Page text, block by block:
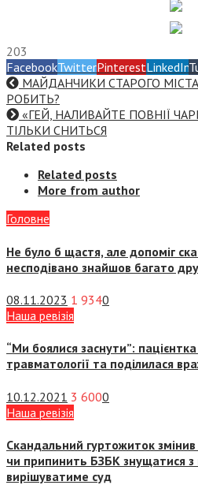
203
FacebookTwitterPinterestLinkedIn
МАЙДАНЧИКИ СТАРОГО
РОБИТЬ?
«ГЕЙ, НАЛИВАЙТЕ ПОВНІЇ
ТІЛЬКИ СНИТЬСЯ
Related posts
Related posts
More from author
Головне
Не було б щастя, але допоміг
несподівано знайшов багато
08.11.2023 1 9340
Наша ревізія
“Ми боялися заснути”:
травматології та поділилася
10.12.2021 3 6000
Наша ревізія
Скандальний гуртожиток
чи припинить БЗБК знущатися з
вирішуватиме суд